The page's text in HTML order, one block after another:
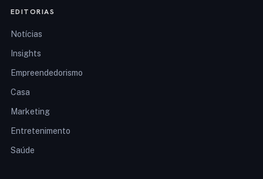
EDITORIAS
Notícias
Insights
Empreendedorismo
Casa
Marketing
Entretenimento
Saúde